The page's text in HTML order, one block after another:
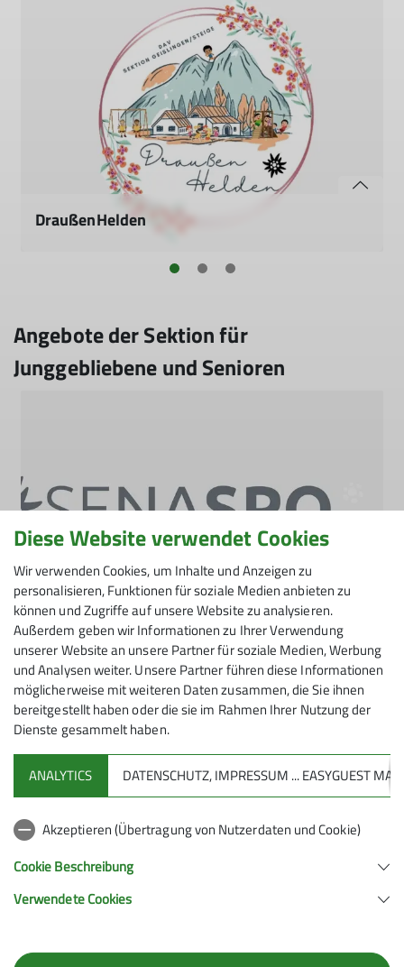
DraußenHelden
bis zum Alter von acht Jahren.
Angebote der Sektion für
Junggebliebene und Senioren
SENASPO
Regelmäßig Wandern, Fahrrad fahren, Ski fahren,
Skitouren
SENASPO steht für SEniorenNAturSPOrt
Aktuelles
Sektion Geislingen e.V. des Deutschen Alpenvereins (D.A.V.) e.V.
Diese Website verwendet Cookies
Wir verwenden Cookies, um Inhalte und Anzeigen zu
personalisieren, Funktionen für soziale Medien anbieten zu
können und Zugriffe auf unsere Website zu analysieren.
Außerdem geben wir Informationen zu Ihrer Verwendung
unserer Website an unsere Partner für soziale Medien, Werbung
und Analysen weiter. Unsere Partner führen diese Informationen
möglicherweise mit weiteren Daten zusammen, die Sie ihnen
bereitgestellt haben oder die sie im Rahmen Ihrer Nutzung der
Dienste gesammelt haben.
ANALYTICS DATENSCHUTZ, IMPRESSUM ... EASYGUEST
Akzeptieren (Übertragung von Nutzerdaten und Cookie)
Cookie Beschreibung
Verwendete Cookies